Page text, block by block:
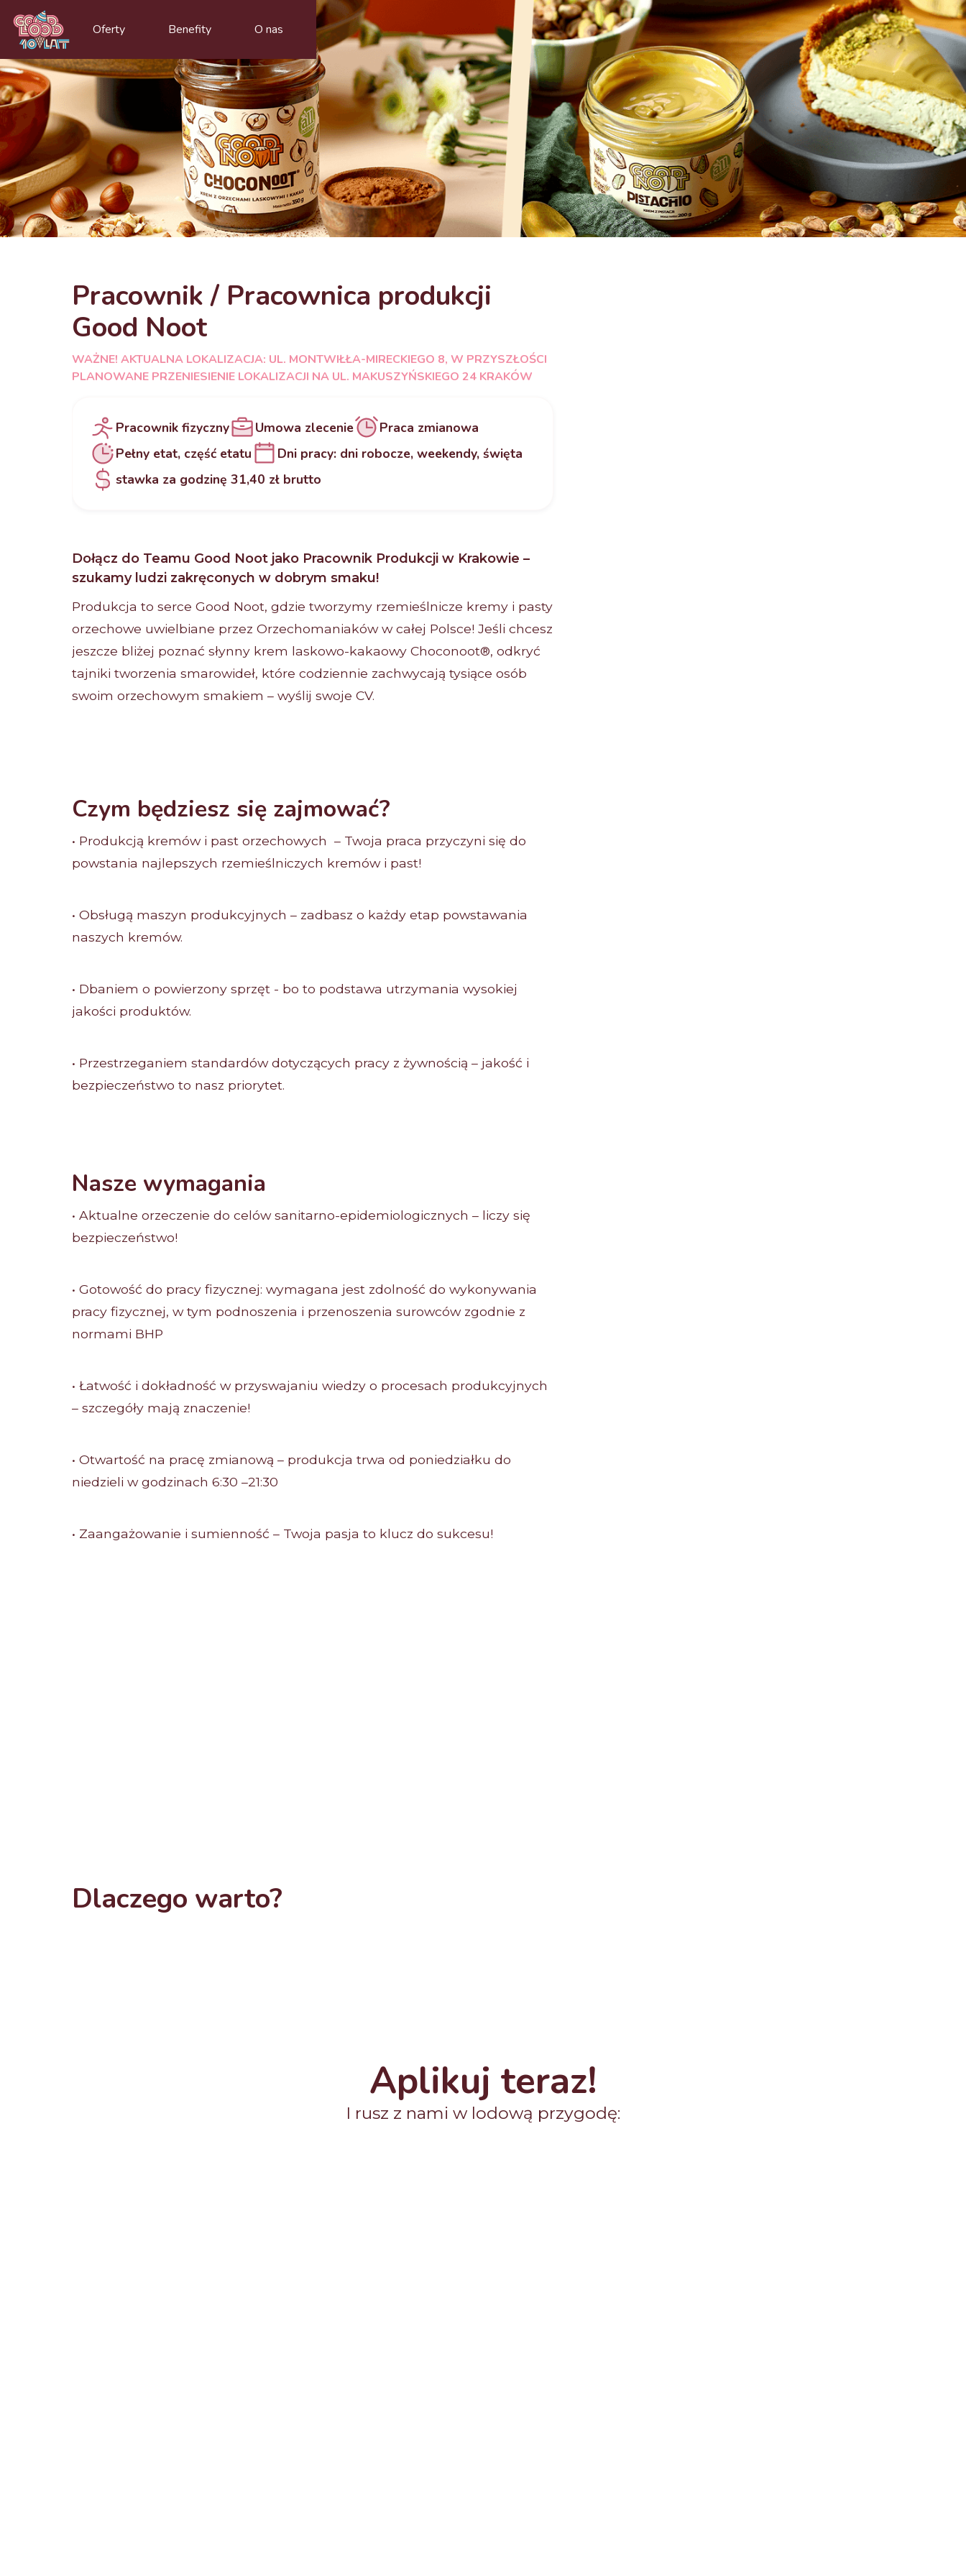
Oferty Benefity O nas
Pracownik / Pracownica produkcji
Good Noot
WAŻNE! AKTUALNA LOKALIZACJA: UL. MONTWIŁŁA-MIRECKIEGO 8, W PRZYSZŁOŚCI
PLANOWANE PRZENIESIENIE LOKALIZACJI NA UL. MAKUSZYŃSKIEGO 24 KRAKÓW
Pracownik fizyczny Umowa zlecenie
Praca zmianowa
Pełny etat, część etatu
Dni pracy: dni robocze, weekendy, święta
stawka za godzinę 31,40 zł brutto
Dołącz do Teamu Good Noot jako Pracownik Produkcji w Krakowie –
szukamy ludzi zakręconych w dobrym smaku!
Produkcja to serce Good Noot, gdzie tworzymy rzemieślnicze kremy i pasty
orzechowe uwielbiane przez Orzechomaniaków w całej Polsce! Jeśli chcesz
jeszcze bliżej poznać słynny krem laskowo-kakaowy Choconoot®, odkryć
tajniki tworzenia smarowideł, które codziennie zachwycają tysiące osób
swoim orzechowym smakiem – wyślij swoje CV.
Czym będziesz się zajmować?
• Produkcją kremów i past orzechowych – Twoja praca przyczyni się do
powstania najlepszych rzemieślniczych kremów i past!
• Obsługą maszyn produkcyjnych – zadbasz o każdy etap powstawania
naszych kremów.
• Dbaniem o powierzony sprzęt - bo to podstawa utrzymania wysokiej
jakości produktów.
• Przestrzeganiem standardów dotyczących pracy z żywnością – jakość i
bezpieczeństwo to nasz priorytet.
Nasze wymagania
• Aktualne orzeczenie do celów sanitarno-epidemiologicznych – liczy się
bezpieczeństwo!
• Gotowość do pracy fizycznej: wymagana jest zdolność do wykonywania
pracy fizycznej, w tym podnoszenia i przenoszenia surowców zgodnie z
normami BHP
• Łatwość i dokładność w przyswajaniu wiedzy o procesach produkcyjnych
– szczegóły mają znaczenie!
• Otwartość na pracę zmianową – produkcja trwa od poniedziałku do
niedzieli w godzinach 6:30 –21:30
• Zaangażowanie i sumienność – Twoja pasja to klucz do sukcesu!
Dlaczego warto?
Aplikuj teraz!
I rusz z nami w lodową przygodę: